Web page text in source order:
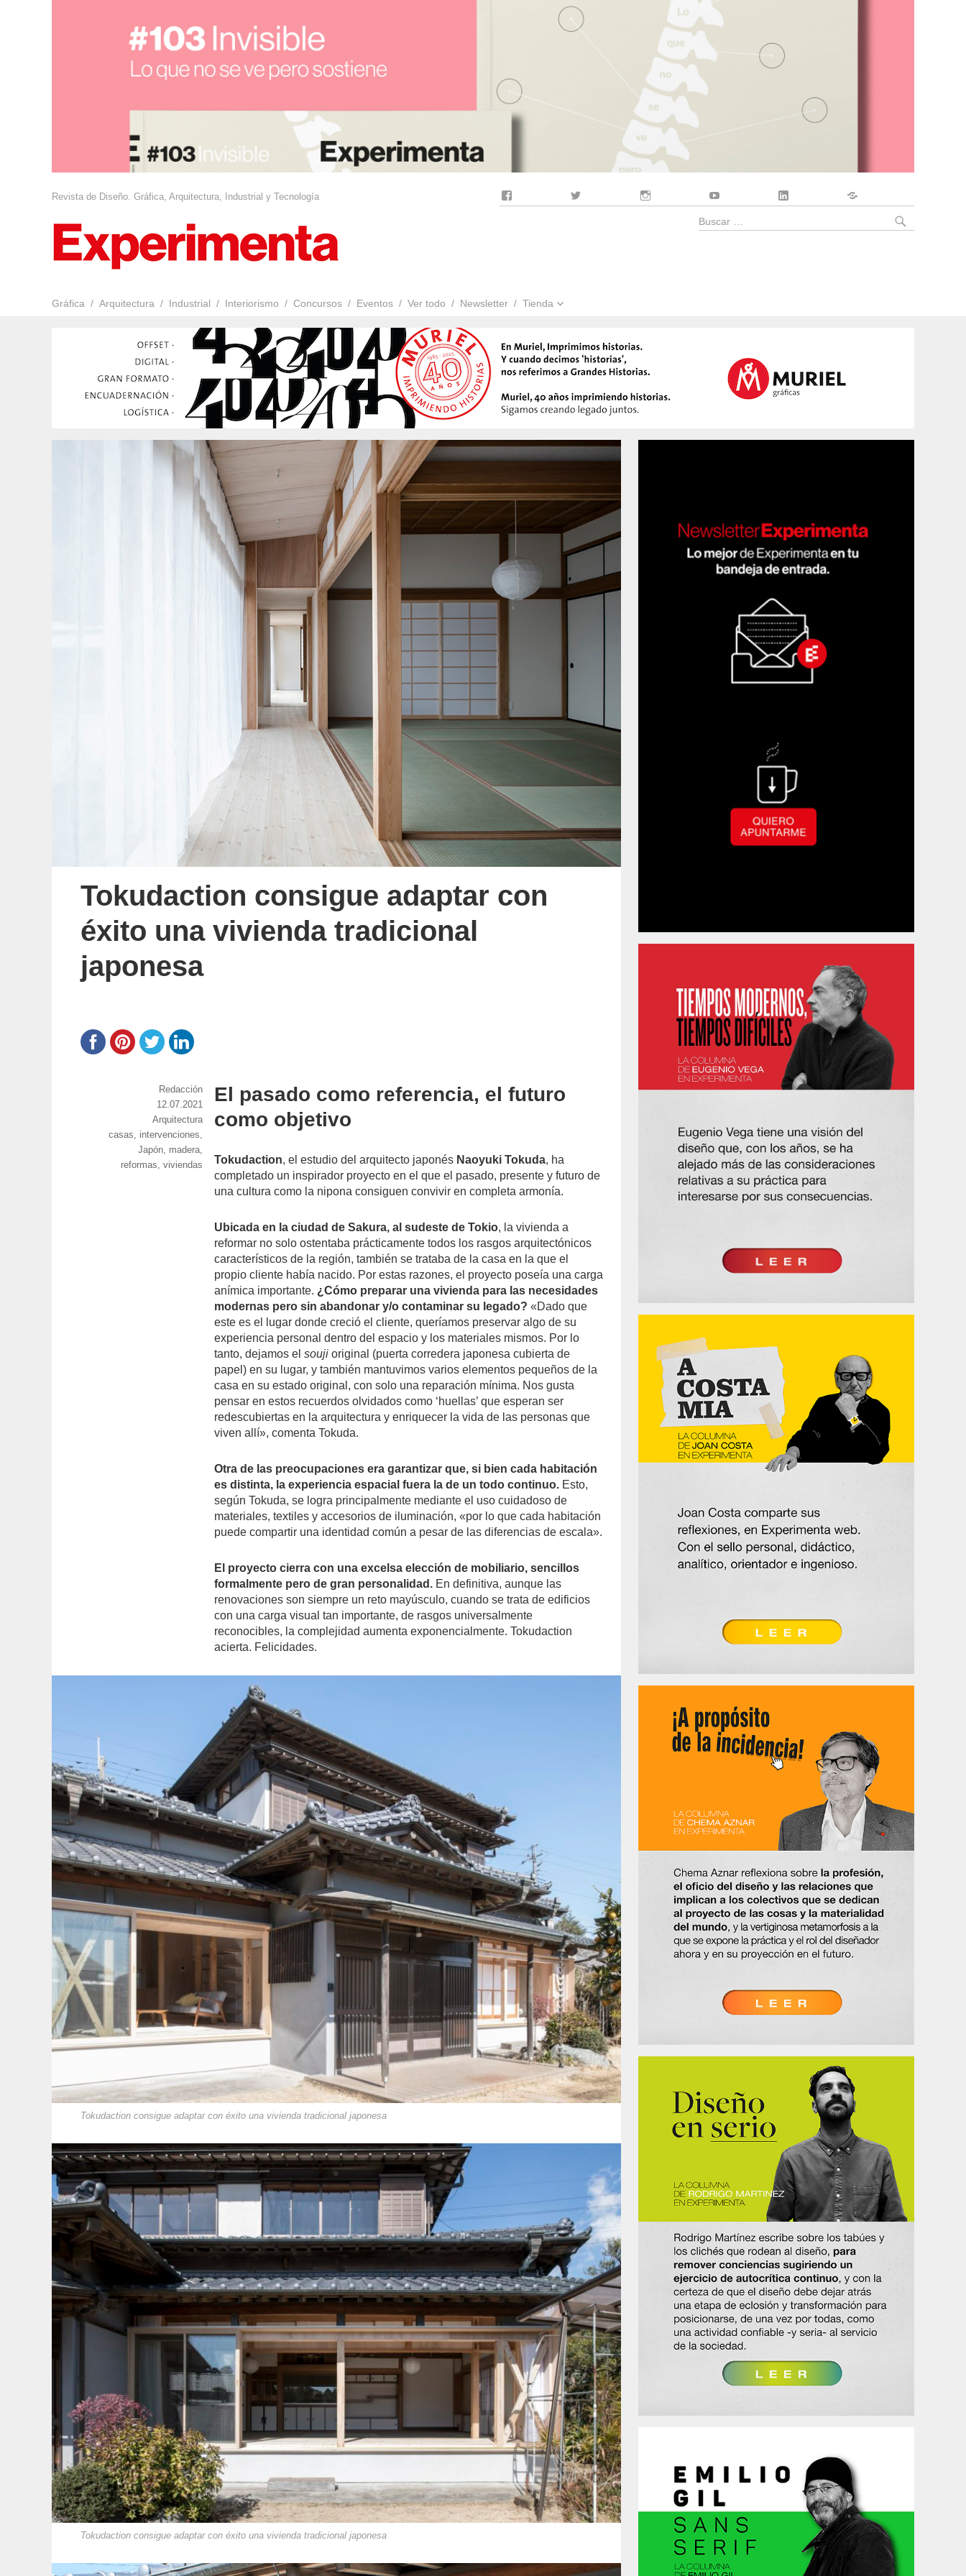
Revista de Diseño. Gráfica, Arquitectura, Industrial y Tecnología
Gráfica Arquitectura Industrial Interiorismo Concursos Eventos Ver todo Newsletter Tienda
Buscar
Tokudaction consigue adaptar con
éxito una vivienda tradicional
japonesa
El pasado como referencia, el futuro
como objetivo
Tokudaction, el estudio del arquitecto japonés Naoyuki Tokuda, ha
completado un inspirador proyecto en el que el pasado, presente y futuro de
una cultura como la nipona consiguen convivir en completa armonía.
Ubicada en la ciudad de Sakura, al sudeste de Tokio, la vivienda a
reformar no solo ostentaba prácticamente todos los rasgos arquitectónicos
característicos de la región, también se trataba de la casa en la que el
propio cliente había nacido. Por estas razones, el proyecto poseía una carga
anímica importante. ¿Cómo preparar una vivienda para las necesidades
modernas pero sin abandonar y/o contaminar su legado? «Dado que
este es el lugar donde creció el cliente, queríamos preservar algo de su
experiencia personal dentro del espacio y los materiales mismos. Por lo
tanto, dejamos elsouji original (puerta corredera japonesa cubierta de
papel) en su lugar, y también mantuvimos varios elementos pequeños de la
casa en su estado original, con solo una reparación mínima. Nos gusta
pensar en estos recuerdos olvidados como ‘huellas’ que esperan ser
redescubiertas en la arquitectura y enriquecer la vida de las personas que
viven allí», comenta Tokuda.
Otra de las preocupaciones era garantizar que, si bien cada habitación
es distinta, la experiencia espacial fuera la de un todo continuo. Esto,
según Tokuda, se logra principalmente mediante el uso cuidadoso de
materiales, textiles y accesorios de iluminación, «por lo que cada habitación
puede compartir una identidad común a pesar de las diferencias de escala».
El proyecto cierra con una excelsa elección de mobiliario, sencillos
formalmente pero de gran personalidad. En definitiva, aunque las
renovaciones son siempre un reto mayúsculo, cuando se trata de edificios
con una carga visual tan importante, de rasgos universalmente
reconocibles, la complejidad aumenta exponencialmente. Tokudaction
acierta. Felicidades.
Tokudaction consigue adaptar con éxito una vivienda tradicional japonesa
Tokudaction consigue adaptar con éxito una vivienda tradicional japonesa
https://www.experimenta.es/author/redaccion/
Redacción
Publicado
el
12.07.2021
Categorías
Arquitectura
Etiquetas
casas, intervenciones,
Japón, madera,
reformas,viviendas